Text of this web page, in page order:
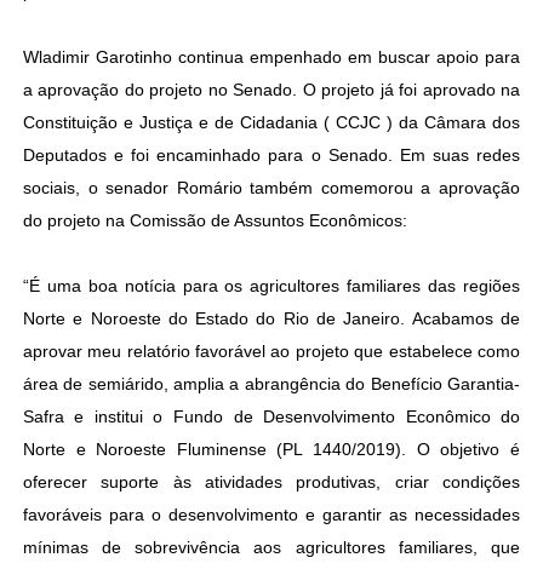
Wladimir Garotinho continua empenhado em buscar apoio para
a aprovação do projeto no Senado. O projeto já foi aprovado na
Constituição e Justiça e de Cidadania ( CCJC ) da Câmara dos
Deputados e foi encaminhado para o Senado. Em suas redes
sociais, o senador Romário também comemorou a aprovação
do projeto na Comissão de Assuntos Econômicos:
“É uma boa notícia para os agricultores familiares das regiões
Norte e Noroeste do Estado do Rio de Janeiro. Acabamos de
aprovar meu relatório favorável ao projeto que estabelece como
área de semiárido, amplia a abrangência do Benefício Garantia-
Safra e institui o Fundo de Desenvolvimento Econômico do
Norte e Noroeste Fluminense (PL 1440/2019). O objetivo é
oferecer suporte às atividades produtivas, criar condições
favoráveis para o desenvolvimento e garantir as necessidades
mínimas de sobrevivência aos agricultores familiares, que